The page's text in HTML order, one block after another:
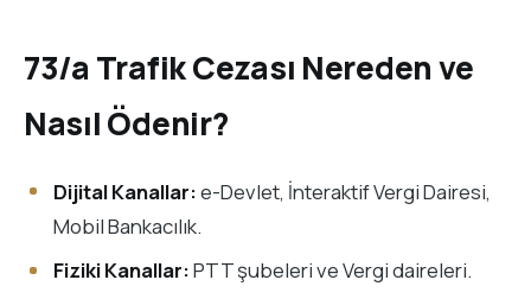
73/a Trafik Cezası Nereden ve
Nasıl Ödenir?
Dijital Kanallar:e-Devlet, İnteraktif Vergi Dairesi,
Mobil Bankacılık.
Fiziki Kanallar:PTT şubeleri ve Vergi daireleri.